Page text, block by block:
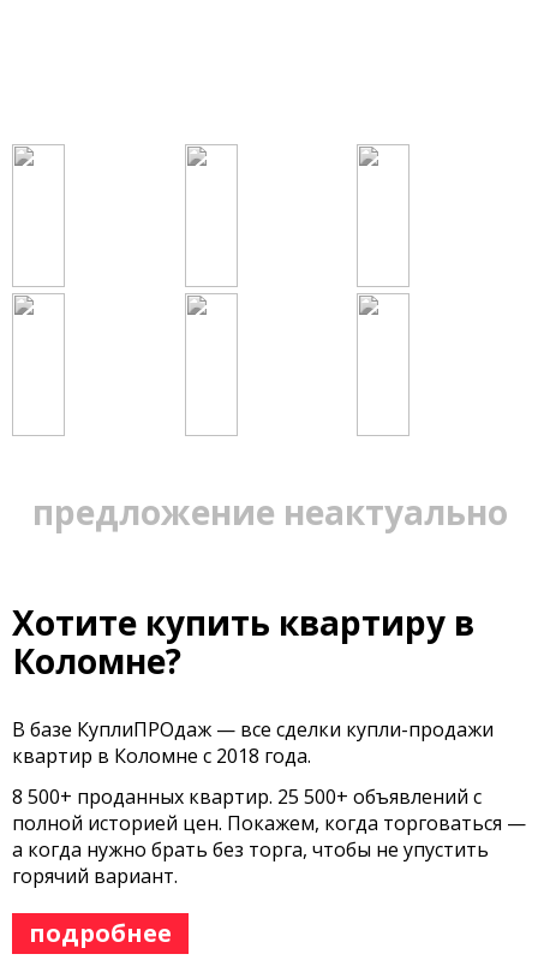
предложение неактуально
Хотите купить квартиру в
Коломне?
В базе КуплиПРОдаж — все сделки купли-продажи
квартир в Коломне с 2018 года.
8 500+ проданных квартир. 25 500+ объявлений с
полной историей цен. Покажем, когда торговаться —
а когда нужно брать без торга, чтобы не упустить
горячий вариант.
подробнее